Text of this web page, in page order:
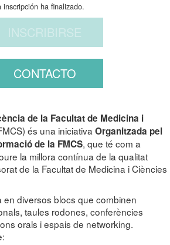
inscripción ha finalizado.
INSCRIBIRSE
CONTACTO
de la Facultat de Medicina i
és una iniciativa Organitzada pel
de la FMCS, que té com a
la millora contínua de la qualitat
de la Facultat de Medicina i Ciències
en diversos blocs que combinen
taules rodones, conferències
orals i espais de networking.